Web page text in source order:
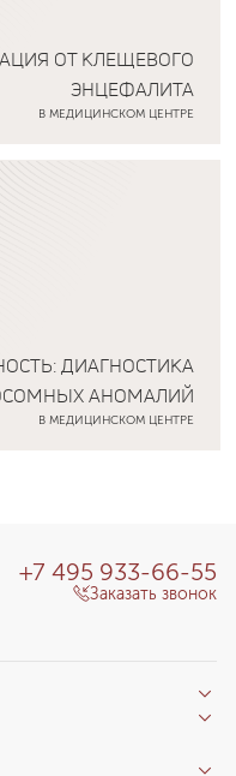
ОТ КЛЕЩЕВОГО
ЭНЦЕФАЛИТА
В МЕДИЦИНСКОМ ЦЕНТРЕ
ДИАГНОСТИКА
АНОМАЛИЙ
В МЕДИЦИНСКОМ ЦЕНТРЕ
+7 495 933-66-55
Заказать звонок